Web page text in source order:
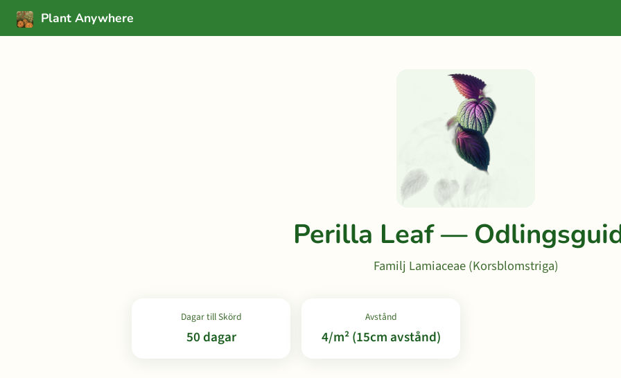
Plant Anywhere
Perilla Leaf —
Familj Lamiaceae (Korsblomstriga)
Dagar till Skörd
50 dagar
Avstånd
4/m² (15cm avstånd)